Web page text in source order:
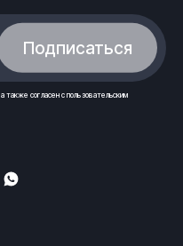
Подписаться
, а также согласен спользовательским